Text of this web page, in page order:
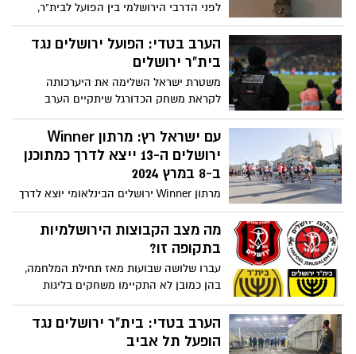
לפני הדרבי הירושלמי בין הפועל לבית"ר,
המשטרה תפסה את הסכין בתיק בית הספר
של הקטין, שעוכב לחקירה. אביו זומן והכניסה
לשטח האצטדיון נאסרה עליו
הערב בטדי: הפועל ירושלים נגד
בית"ר ירושלים
משטרת ישראל השלימה את היערכותה
לקראת משחק הכדורגל שיתקיים הערב
(בשעה 20:00) באצטדיון טדי בירושלים, בין
הקבוצות הפועל ירושלים ובית"ר ירושלים.
להלן הנחיות לציבור האוהדים
עם ישראל רץ: מרתון Winner
ירושלים ה-13 ייצא לדרך כמתוכנן
ב-8 במרץ 2024
מרתון Winner ירושלים הבינלאומי יוצא לדרך
ויתקיים השנה בסימן הוקרה לצה"ל, כוחות
הביטחון וההצלה • ראש העיר ירושלים:
"חוזקה של חברה נמדד ביכולת להמשיך
המסורים הנלחמים עבור המדינה בחזית"
מה מצב הקבוצות הירושלמיות
בתקופה זו?
עברו שלושה שבועות מאז תחילת המלחמה,
בהן כמובן לא התקיימו משחקים בליגות
השונות. בתקופה זו הקבוצות הפנו את עיקר
מאמציהן לתרומות ועזרה לקהילה. נכון
לרגעים אלה, ליגת העל בכדורגל ובכדורסל
הערב בטדי: בית"ר ירושלים נגד
הופעל תל אביב